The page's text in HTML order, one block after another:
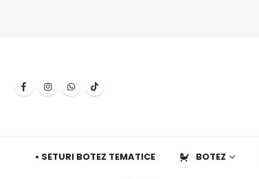
• SETURI BOTEZ TEMATICE BOTEZ